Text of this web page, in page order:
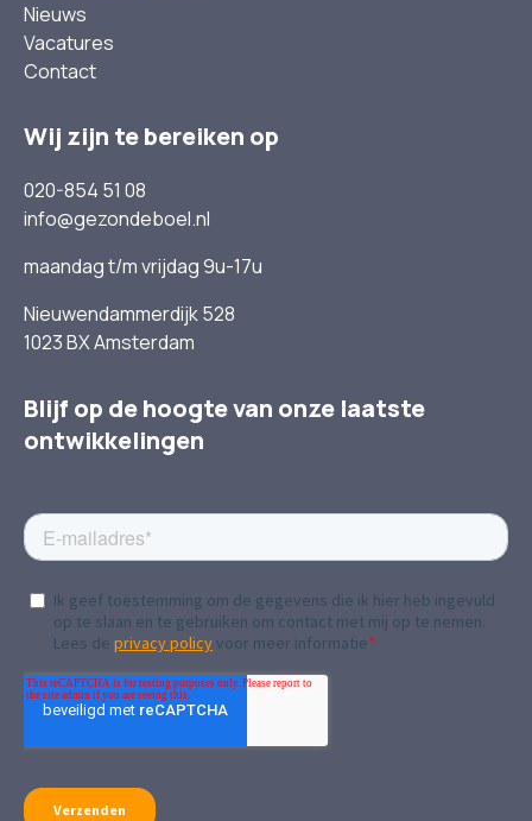
Nieuws
Vacatures
Contact
Wij zijn te bereiken op
020-854 51 08
info@gezondeboel.nl
maandag t/m vrijdag 9u-17u
Nieuwendammerdijk 528
1023 BX Amsterdam
Blijf op de hoogte van onze laatste
ontwikkelingen